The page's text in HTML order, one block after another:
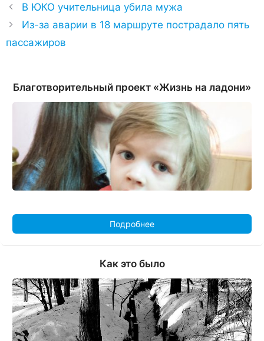
В ЮКО учительница убила мужа
Из-за аварии в 18 маршруте пострадало пять
пассажиров
Благотворительный проект «Жизнь на ладони»
Подробнее
Как это было